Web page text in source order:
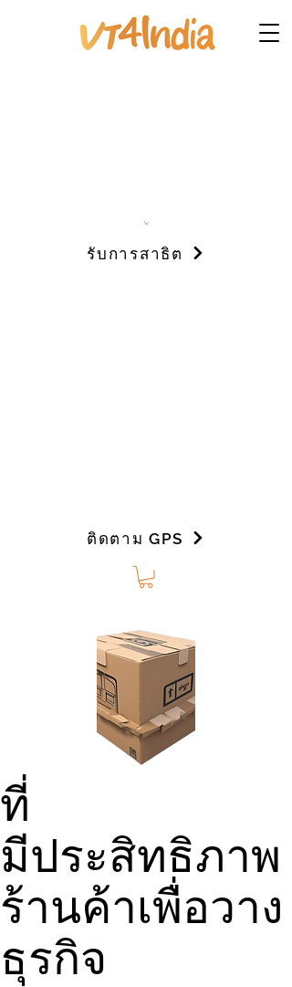
ติดตาม GPS
รับการสาธิต
ที่
มีประสิทธิภาพ
ร้านค้าเพื่อวาง
ธุรกิจ